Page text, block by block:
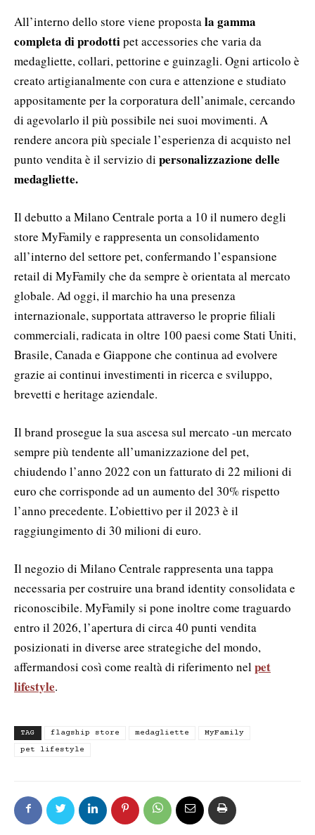
All’interno dello store viene propostala gamma
completa di prodottipet accessories che varia da
medagliette, collari, pettorine e guinzagli. Ogni articolo è
creato artigianalmente con cura e attenzione e studiato
appositamente per la corporatura dell’animale, cercando
di agevolarlo il più possibile nei suoi movimenti. A
rendere ancora più speciale l’esperienza di acquisto nel
punto vendita è il servizio di personalizzazione delle
medagliette.
Il debutto a Milano Centrale porta a 10 il numero degli
store MyFamily e rappresenta un consolidamento
all’interno del settore pet, confermando l’espansione
retail di MyFamily che da sempre è orientata al mercato
globale. Ad oggi, il marchio ha una presenza
internazionale, supportata attraverso le proprie filiali
commerciali, radicata in oltre 100 paesi come Stati Uniti,
Brasile, Canada e Giappone che continua ad evolvere
grazie ai continui investimenti in ricerca e sviluppo,
brevetti e heritage aziendale.
Il brand prosegue la sua ascesa sul mercato -un mercato
sempre più tendente all’umanizzazione del pet,
chiudendo l’anno 2022 con un fatturato di 22 milioni di
euro che corrisponde ad un aumento del 30% rispetto
l’anno precedente. L’obiettivo per il 2023 è il
raggiungimento di 30 milioni di euro.
Il negozio di Milano Centrale rappresenta una tappa
necessaria per costruire una brand identity consolidata e
riconoscibile. MyFamily si pone inoltre come traguardo
entro il 2026, l’apertura di circa 40 punti vendita
posizionati in diverse aree strategiche del mondo,
affermandosi così come realtà di riferimento nelpet
lifestyle.
TAG flagship store medagliette
MyFamily
pet lifestyle